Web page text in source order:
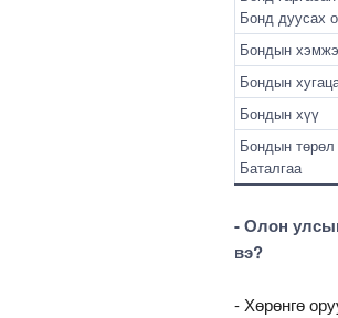
Бонд дуусах
Бондын
Бондын
Бондын хүү
Бондын төрөл
Баталгаа
- Олон
вэ?
- Хөрөнгө